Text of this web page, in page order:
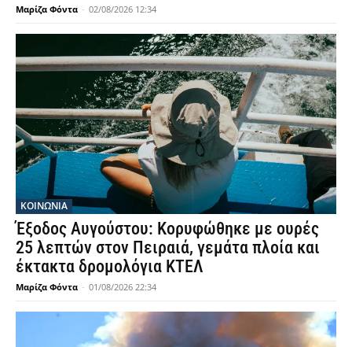
Μαρίζα Φόντα - 02/08/2026 12:34
ΚΟΙΝΩΝΙΑ
Έξοδος Αυγούστου: Κορυφώθηκε με ουρές
25 λεπτών στον Πειραιά, γεμάτα πλοία και
έκτακτα δρομολόγια ΚΤΕΛ
Μαρίζα Φόντα - 01/08/2026 22:34